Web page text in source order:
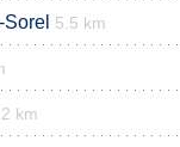
5.5 km
km